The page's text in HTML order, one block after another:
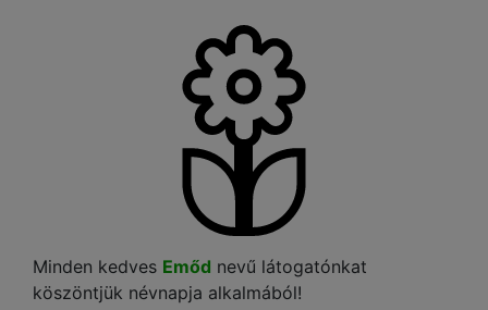
Minden kedves Emőd nevű látogatónkat
köszöntjük névnapja alkalmából!